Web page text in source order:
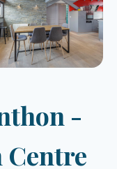
-
Centre